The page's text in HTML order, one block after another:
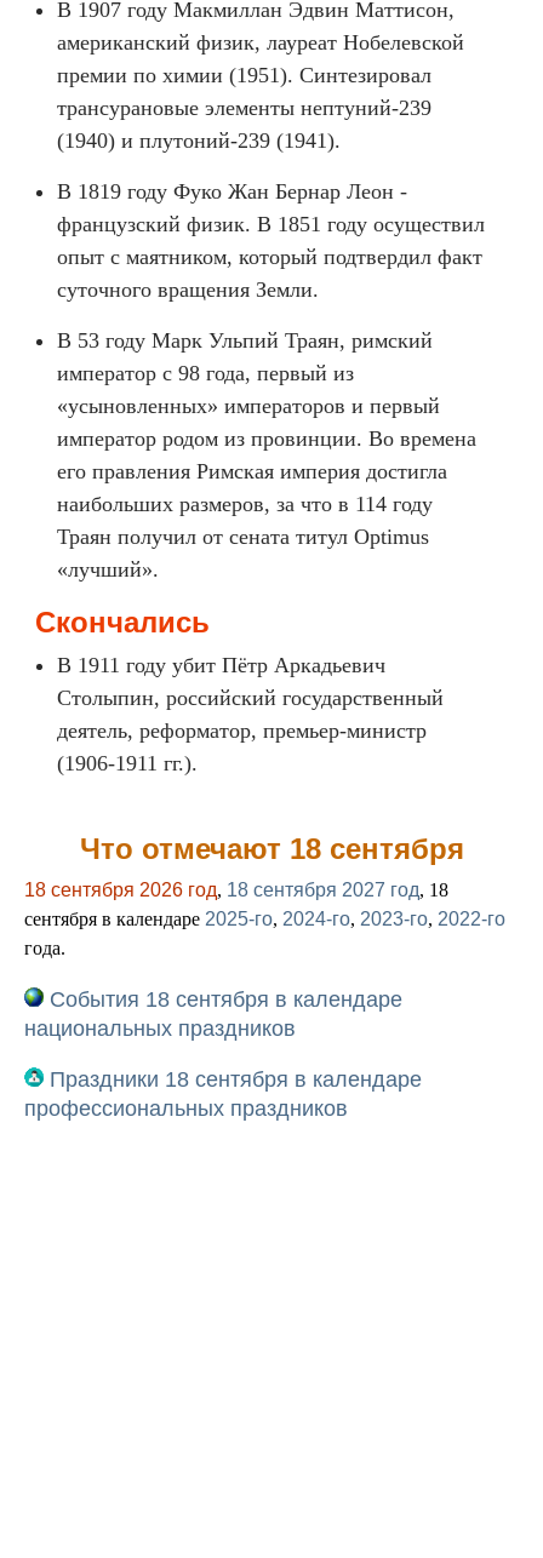
В 1907 году Макмиллан Эдвин Маттисон,
американский физик, лауреат Нобелевской
премии по химии (1951). Синтезировал
трансурановые элементы нептуний-239
(1940) и плутоний-239 (1941).
В 1819 году Фуко Жан Бернар Леон -
французский физик. В 1851 году осуществил
опыт с маятником, который подтвердил факт
суточного вращения Земли.
В 53 году Марк Ульпий Траян, римский
император с 98 года, первый из
«усыновленных» императоров и первый
император родом из провинции. Во времена
его правления Римская империя достигла
наибольших размеров, за что в 114 году
Траян получил от сената титул Optimus
«лучший».
Скончались
В 1911 году убит Пётр Аркадьевич
Столыпин, российский государственный
деятель, реформатор, премьер-министр
(1906-1911 гг.).
Что отмечают 18 сентября
18 сентября 2026 год, 18 сентября 2027 год, 18
сентября в календаре 2025-го, 2024-го, 2023-го, 2022-го
года.
События 18 сентября в календаре
национальных праздников
Праздники 18 сентября в календаре
профессиональных праздников